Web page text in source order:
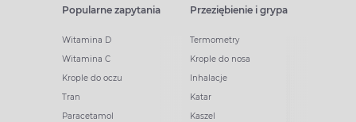
Popularne zapytania
Witamina D
Witamina C
Krople do oczu
Tran
Paracetamol
Przeziębienie i grypa
Termometry
Krople do nosa
Inhalacje
Katar
Kaszel